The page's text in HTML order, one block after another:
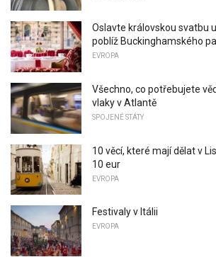
Oslavte královskou svatbu
poblíž Buckinghamského
EVROPA
Všechno, co potřebujete
vlaky v Atlantě
SPOJENÉ STÁTY
10 věcí, které mají dělat v
10 eur
EVROPA
Festivaly v Itálii
EVROPA